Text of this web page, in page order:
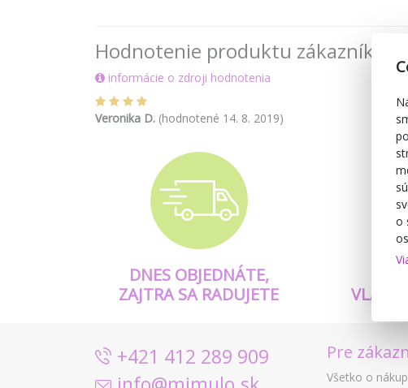
Hodnotenie produktu zákazníkmi:
informácie o zdroji hodnotenia
Veronika D. (hodnotené 14. 8. 2019)
DNES OBJEDNÁTE,
ZAJTRA SA RADUJETE
+421 412 289 909
Pre
Všetko o
o